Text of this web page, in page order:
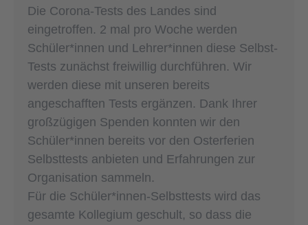
Die Corona-Tests des Landes sind
eingetroffen. 2 mal pro Woche werden
Schüler*innen und Lehrer*innen diese Selbst-
Tests zunächst freiwillig durchführen. Wir
werden diese mit unseren bereits
angeschafften Tests ergänzen. Dank Ihrer
großzügigen Spenden konnten wir den
Schüler*innen bereits vor den Osterferien
Selbsttests anbieten und Erfahrungen zur
Organisation sammeln.
Für die Schüler*innen-Selbsttests wird das
gesamte Kollegium geschult, so dass die